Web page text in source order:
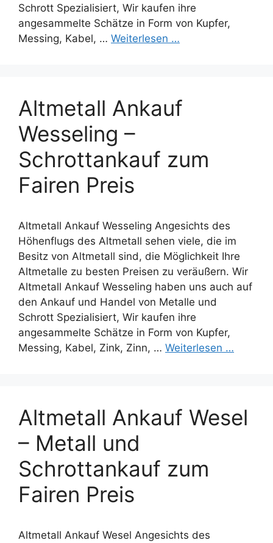
Schrott Spezialisiert, Wir kaufen ihre
angesammelte Schätze in Form von Kupfer,
Messing, Kabel, … Weiterlesen …
Altmetall Ankauf
Wesseling –
Schrottankauf zum
Fairen Preis
Altmetall Ankauf Wesseling Angesichts des
Höhenflugs des Altmetall sehen viele, die im
Besitz von Altmetall sind, die Möglichkeit Ihre
Altmetalle zu besten Preisen zu veräußern. Wir
Altmetall Ankauf Wesseling haben uns auch auf
den Ankauf und Handel von Metalle und
Schrott Spezialisiert, Wir kaufen ihre
angesammelte Schätze in Form von Kupfer,
Messing, Kabel, Zink, Zinn, … Weiterlesen …
Altmetall Ankauf Wesel
– Metall und
Schrottankauf zum
Fairen Preis
Altmetall Ankauf Wesel Angesichts des